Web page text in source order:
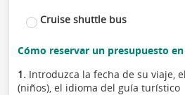
Cruise shuttle bus
Cómo reservar un presupuesto
1. Introduzca la fecha de su viaje,
(niños), el idioma del guía turístico